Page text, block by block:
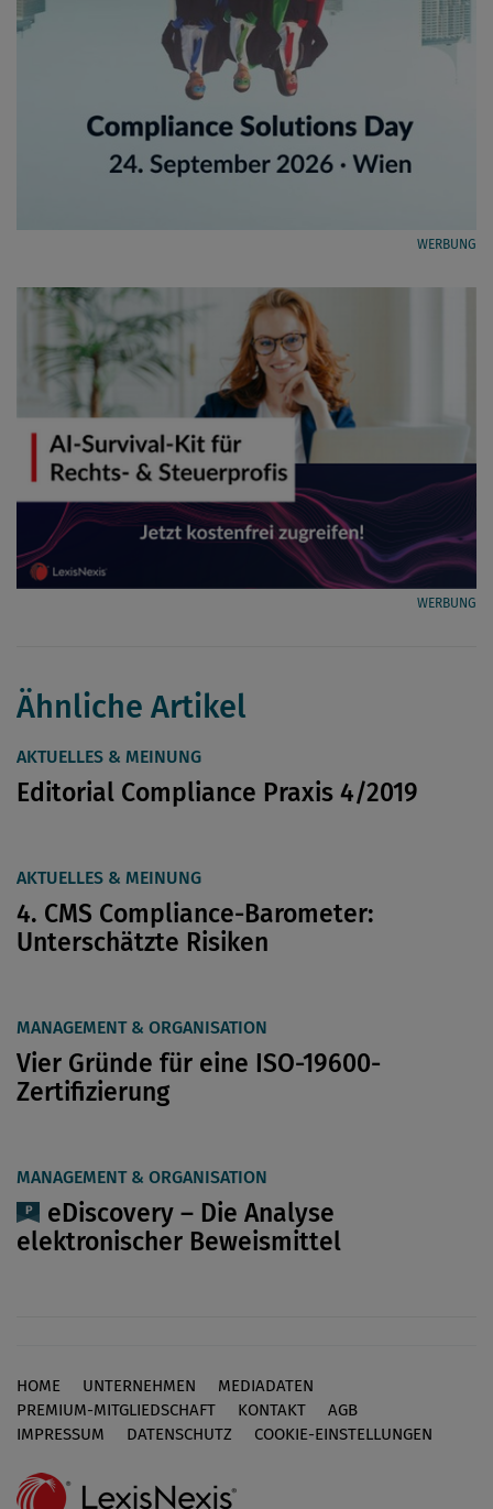
WERBUNG
WERBUNG
Ähnliche Artikel
AKTUELLES & MEINUNG
Editorial Compliance Praxis 4/2019
AKTUELLES & MEINUNG
4. CMS Compliance-Barometer:
Unterschätzte Risiken
MANAGEMENT & ORGANISATION
Vier Gründe für eine ISO-19600-
Zertifizierung
MANAGEMENT & ORGANISATION
eDiscovery – Die Analyse
elektronischer Beweismittel
Footer
HOME UNTERNEHMEN
MEDIADATEN
PREMIUM-MITGLIEDSCHAFT
KONTAKT
AGB
IMPRESSUM
DATENSCHUTZ COOKIE-EINSTELLUNGEN